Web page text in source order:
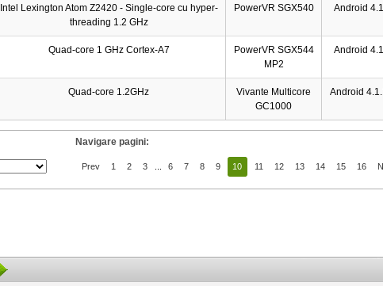
Intel Lexington Atom Z2420 - Single-core cu hyper-
threading 1.2 GHz
PowerVR SGX540 Android 4.1
Quad-core 1 GHz Cortex-A7
PowerVR SGX544
MP2
Android 4.1
Quad-core 1.2GHz
Vivante Multicore
GC1000
Android
Navigare pagini:
Prev 1 2 3 6 7 8 9 10 11 12 13 14 15 16